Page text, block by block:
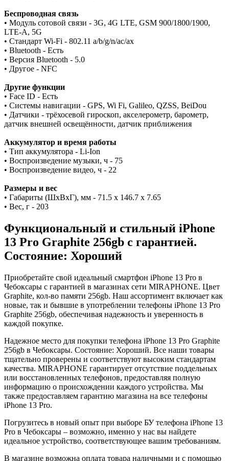
Беспроводная связь
• Модуль сотовой связи - 3G, 4G LTE, GSM 900/1800/1900,
LTE-A, 5G
• Стандарт Wi-Fi - 802.11 a/b/g/n/ac/ax
• Bluetooth - Есть
• Версия Bluetooth - 5.0
• Другое - NFC
Другие функции
• Face ID - Есть
• Системы навигации - GPS, Wi Fi, Galileo, QZSS, BeiDou
• Датчики - трёхосевой гироскоп, акселерометр, барометр,
датчик внешней освещённости, датчик приближения
Аккумулятор и время работы
• Тип аккумулятора - Li-Ion
• Воспроизведение музыки, ч - 75
• Воспроизведение видео, ч - 22
Размеры и вес
• Габариты (ШxВxГ), мм - 71.5 x 146.7 x 7.65
• Вес, г - 203
Функциональный и стильный iPhone
13 Pro Graphite 256gb с гарантией.
Состояние: Хороший
Приобретайте свой идеальный смартфон iPhone 13 Pro в
Чебоксары с гарантией в магазинах сети MIRAPHONE. Цвет
Graphite, кол-во памяти 256gb. Наш ассортимент включает как
новые, так и бывшие в употреблении телефоны iPhone 13 Pro
Graphite 256gb, обеспечивая надежность и уверенность в
каждой покупке.
Надежное место для покупки телефона iPhone 13 Pro Graphite
256gb в Чебоксары. Состояние: Хороший. Все наши товары
тщательно проверены и соответствуют высоким стандартам
качества. MIRAPHONE гарантирует отсутствие поддельных
или восстановленных телефонов, предоставляя полную
информацию о происхождении каждого устройства. Мы
также предоставляем гарантию магазина на все телефоны
iPhone 13 Pro.
Погрузитесь в новый опыт при выборе БУ телефона iPhone 13
Pro в Чебоксары – возможно, именно у нас вы найдете
идеальное устройство, соответствующее вашим требованиям.
В магазине возможна оплата товара наличными и с помощью